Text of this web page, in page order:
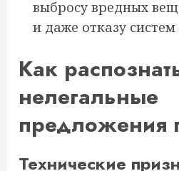
выбросу вредных
и даже отказу
Как
нелегальные
предложения
Технические